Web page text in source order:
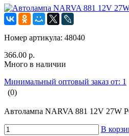
Номер артикула: 48040
366.00 р.
Много в наличии
Минимальный оптовый заказ от: 1
(0)
Автолампа NARVA 881 12V 27W
В